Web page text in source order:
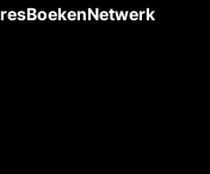
BoekenNetwerk